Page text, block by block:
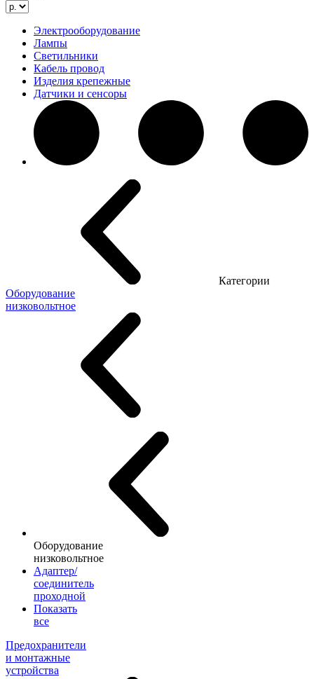
Электрооборудование
Лампы
Светильники
Кабель провод
Изделия крепежные
Датчики и сенсоры
Категории
Оборудование
низковольтное
Оборудование
низковольтное
Адаптер/
соединитель
проходной
Показать
все
Предохранители
и монтажные
устройства